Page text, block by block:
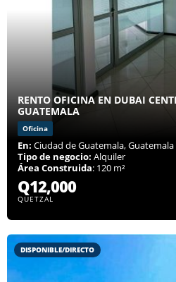
RENTO OFICINA EN DUBAI
GUATEMALA
Oficina
En: Ciudad de Guatemala, Guatemala
Tipo de negocio: Alquiler
Área Construida: 120 m²
Q12,000
QUETZAL
DISPONIBLE/DIRECTO